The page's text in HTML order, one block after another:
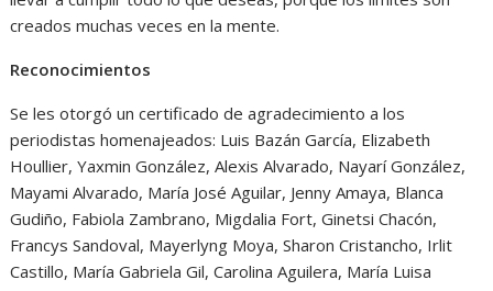
creados muchas veces en la mente.
Reconocimientos
Se les otorgó un certificado de agradecimiento a los
periodistas homenajeados: Luis Bazán García, Elizabeth
Houllier, Yaxmin González, Alexis Alvarado, Nayarí González,
Mayami Alvarado, María José Aguilar, Jenny Amaya, Blanca
Gudiño, Fabiola Zambrano, Migdalia Fort, Ginetsi Chacón,
Francys Sandoval, Mayerlyng Moya, Sharon Cristancho, Irlit
Castillo, María Gabriela Gil, Carolina Aguilera, María Luisa